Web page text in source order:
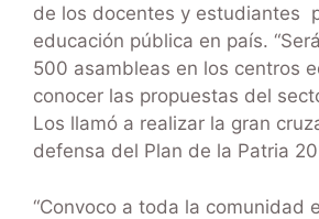
de los docentes y estudiantes
educación pública en país.
500 asambleas en los centros
conocer las propuestas del
Los llamó a realizar la gran
defensa del Plan de la Patria
“Convoco a toda la comunidad